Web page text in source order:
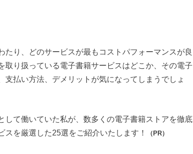
り、どのサービスが最もコストパフォーマンスが良
取り扱っている電子書籍サービスはどこか、その電子
払い方法、デメリットが気になってしまうでしょ
して働いていた私が、数多くの電子書籍ストアを徹底
を厳選した25選をご紹介いたします！
（PR）